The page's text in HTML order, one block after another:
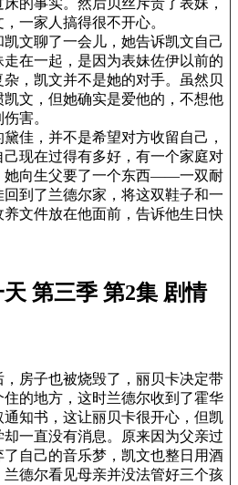
一家人搞得很不开心。
文聊了一会儿，她告诉凯文自己
在一起，是因为表妹佐伊以前的
，凯文并不是她的对手。虽然贝
凯文，但她确实是爱他的，不想他
害。
佳，并不是希望对方收留自己，
己现在过得有多好，有一个家庭对
她向生父要了一个东西——一双耐
回到了兰德尔家，将这双鞋子和一
养文件放在他面前，告诉他生日快
第三季 第2集 剧情
房子也被烧毁了，丽贝卡决定带
住的地方，这时兰德尔收到了霍华
通知书，这让丽贝卡很开心，但凯
一直没有消息。原来因为父亲过
了自己的音乐梦，凯文也整日用酒
兰德尔看见母亲并没法管好三个孩